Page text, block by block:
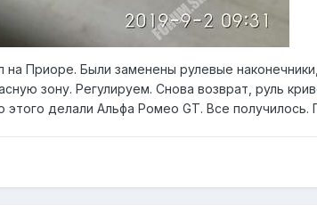
Приоре. Были заменены рулевые
зону. Регулируем. Снова возврат, руль
делали Альфа Ромео GT. Все получилось.